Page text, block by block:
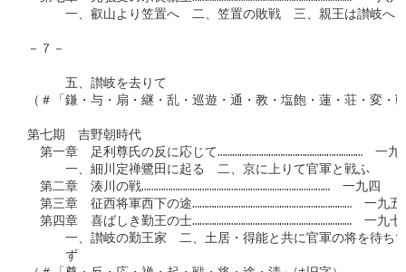
一、叡山より笠置へ　二、笠置の敗戦　三、親王は讃岐へ　
－７－
五、讃岐を去りて
（＃「鎌・与・扇・継・乱・巡遊・通・教・塩飽・蓮・荘・変・
第七期　吉野朝時代
第一章　足利尊氏の反に応じて……………………………………………………　一九
一、細川定禅鷺田に起る　二、京に上りて官軍と戦ふ
第二章　湊川の戦……………………………………………………………………　一九四
第三章　征西将軍西下の途…………………………………………………………　一九五
第四章　喜ばしき勤王の士…………………………………………………………　一九七
一、讃岐の勤王家　二、土居・得能と共に官軍の将を待ちて
ず